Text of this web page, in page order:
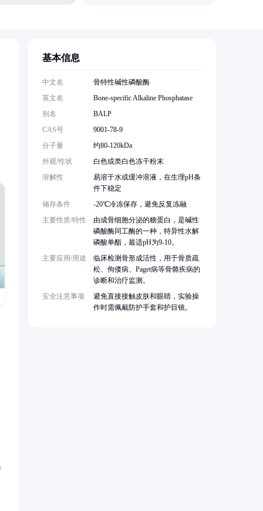
基本信息
中文名
骨特性碱性磷酸酶
英文名
Bone-specific Alkaline Phosphatase
别名
BALP
CAS号
9001-78-9
分子量
约80-120kDa
外观/性状
白色或类白色冻干粉末
溶解性
易溶于水或缓冲溶液，在生理pH条
件下稳定
储存条件
-20℃冷冻保存，避免反复冻融
主要性质/特性
由成骨细胞分泌的糖蛋白，是碱性
磷酸酶同工酶的一种，特异性水解
磷酸单酯，最适pH为9-10。
主要应用/用途
临床检测骨形成活性，用于骨质疏
松、佝偻病、Paget病等骨骼疾病的
诊断和治疗监测。
安全注意事项
避免直接接触皮肤和眼睛，实验操
作时需佩戴防护手套和护目镜。